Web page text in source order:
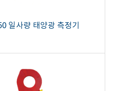
일사량 태양광 측정기